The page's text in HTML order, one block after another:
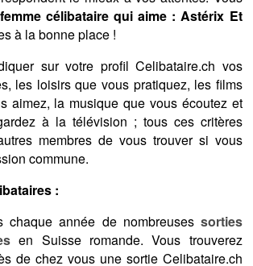
célibataire qui aime : Astérix Et
à la bonne place !
sur votre profil Celibataire.ch vos
les loisirs que vous pratiquez, les films
aimez, la musique que vous écoutez et
à la télévision ; tous ces critères
membres de vous trouver si vous
commune.
:
chaque année de nombreuses sorties
en Suisse romande. Vous trouverez
de chez vous une sortie Celibataire.ch